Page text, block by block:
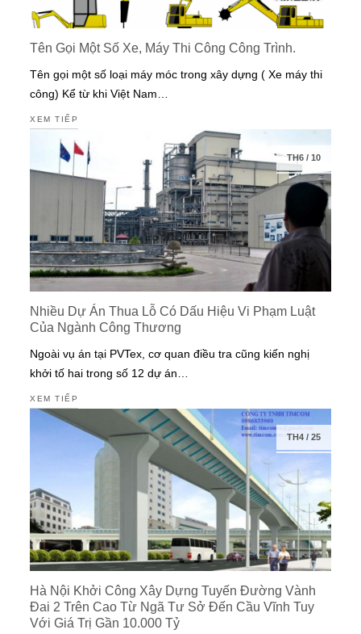
Tên Gọi Một Số Xe, Máy Thi Công Công Trình.
Tên gọi một số loại máy móc trong xây dựng ( Xe máy thi
công) Kể từ khi Việt Nam…
XEM TIẾP
TH6/ 10
Nhiều Dự Án Thua Lỗ Có Dấu Hiệu Vi Phạm Luật
Của Ngành Công Thương
Ngoài vụ án tại PVTex, cơ quan điều tra cũng kiến nghị
khởi tố hai trong số 12 dự án…
XEM TIẾP
TH4/ 25
Hà Nội Khởi Công Xây Dựng Tuyến Đường Vành
Đai 2 Trên Cao Từ Ngã Tư Sở Đến Cầu Vĩnh Tuy
Với Giá Trị Gần 10.000 Tỷ